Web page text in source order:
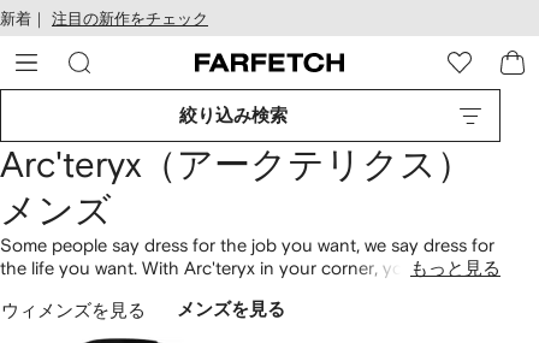
テ
ン
ツ
る
お
け
る
ビ
リ
テ
ィ
新着｜ 注目の新作をチェック
絞り込み検索
Arc'teryx（アークテリクス）
メンズ
Some people say dress for the job you want, we say dress for
the life you want. With Arc'teryx in your corner, you’ll always
inspiration to the high performance outdoor brand, so if the
goods can pass tests in a Canadian winter – you know they’re
もっと見る
ウィメンズを見る メンズを見る